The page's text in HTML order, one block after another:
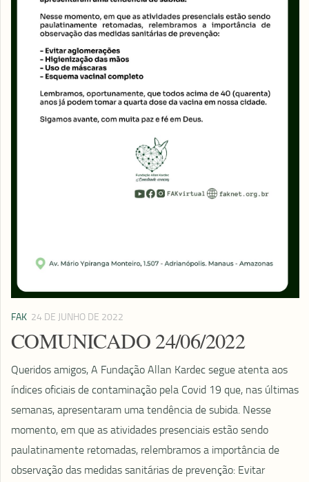
FAK 24 DE JUNHO DE 2022
COMUNICADO 24/06/2022
Queridos amigos, A Fundação Allan Kardec segue atenta aos
índices oficiais de contaminação pela Covid 19 que, nas últimas
semanas, apresentaram uma tendência de subida. Nesse
momento, em que as atividades presenciais estão sendo
paulatinamente retomadas, relembramos a importância de
observação das medidas sanitárias de prevenção: Evitar